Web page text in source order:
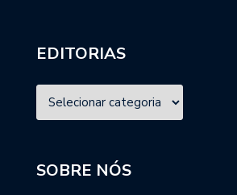
EDITORIAS
SOBRE NÓS